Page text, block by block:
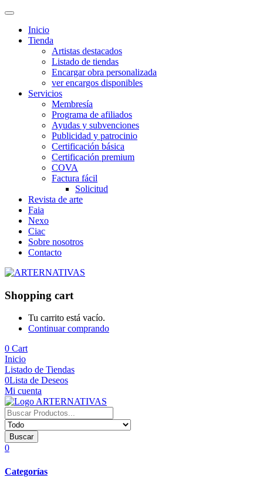
Inicio
Tienda
Artistas destacados
Listado de tiendas
Encargar obra personalizada
ver encargos disponibles
Servicios
Membresía
Programa de afiliados
Ayudas y subvenciones
Publicidad y patrocinio
Certificación básica
Certificación premium
COVA
Factura fácil
Solicitud
Revista de arte
Faia
Nexo
Ciac
Sobre nosotros
Contacto
Shopping cart
Tu carrito está vacío.
Continuar comprando
0 Cart
Inicio
Listado de Tiendas
0Lista de Deseos
Mi cuenta
Buscar
0
Categorías